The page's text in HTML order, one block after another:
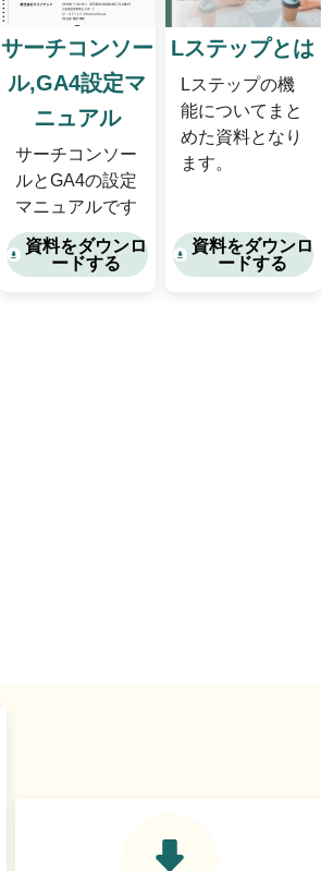
サーチコンソー
ル,GA4設定マ
ニュアル
サーチコンソー
ルとGA4の設定
マニュアルです
資料をダウンロ
ードする
Lステップとは
Lステップの機
能についてまと
めた資料となり
ます。
資料をダウンロ
ードする